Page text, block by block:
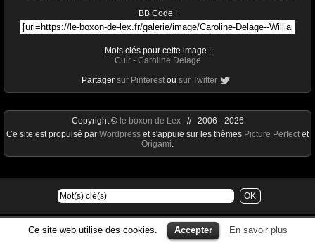
BB Code :
Mots clés pour cette image :
Cuir- Caroline Delage
Partager sur Pinterest ou sur Twitter
Ce site web utilise des cookies. Accepter En savoir plus
Copyright © le boxon de Lex// 2006 - 2026
Ce site est propulsé par Wordpress et s'appuie sur les thèmes Picture Perfect et
Origami.